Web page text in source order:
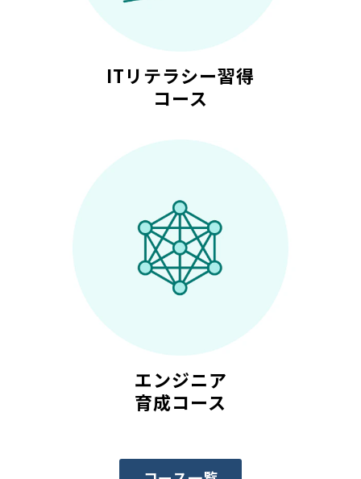
ITリテラシー習得
コース
エンジニア
育成コース